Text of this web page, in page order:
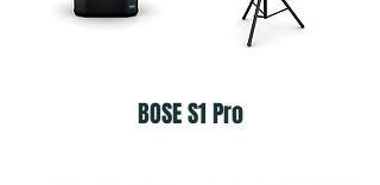
BOSE S1 Pro